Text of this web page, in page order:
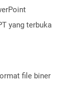
yang terbuka
file biner